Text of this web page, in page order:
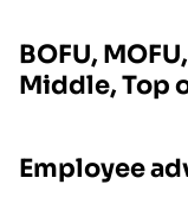
BOFU,
Middle, Top
Employee